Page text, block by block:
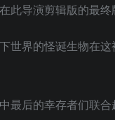
导演剪辑版的最终
世界的怪诞生物在
后的幸存者们联合